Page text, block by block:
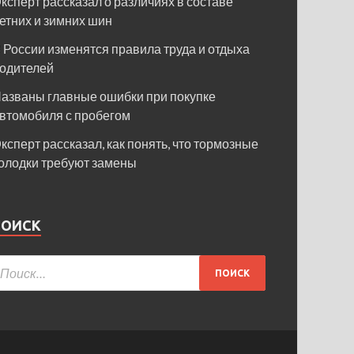
и зимних шин
России изменятся правила труда и отдыха
главные ошибки при покупке
с пробегом
рассказал, как понять, что тормозные
требуют замены